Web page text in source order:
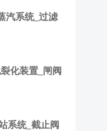
汽系统_过滤
化装置_闸阀
系统_截止阀